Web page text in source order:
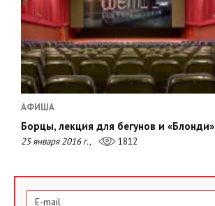
АФИША
Борцы, лекция для бегунов и «Блонди»
25 января 2016 г., 1812